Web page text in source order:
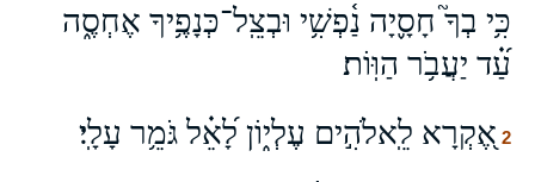
כִּ֥י בְךָ֮ חָסָ֪יָה נַ֫פְשִׁ֥י וּבְצֵֽל־כְּנָפֶ֥יךָ אֶחְסֶ֑ה
עַ֝֗ד יַעֲבֹ֥ר הַוּֽוֹת׃
2 אֶ֭קְרָא לֵֽאלֹהִ֣ים עֶלְי֑וֹן לָ֝אֵ֗ל גֹּמֵ֥ר עָלָֽי׃